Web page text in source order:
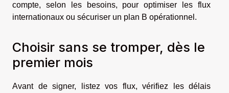
compte, selon les besoins, pour optimiser les flux
internationaux ou sécuriser un plan B opérationnel.
Choisir sans se tromper, dès le
premier mois
Avant de signer, listez vos flux, vérifiez les délais